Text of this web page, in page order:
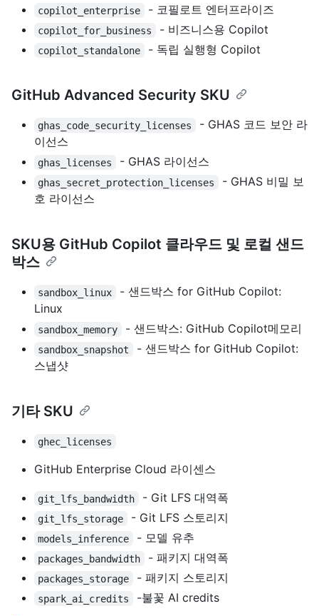
copilot_enterprise - 코필로트 엔터프라이즈
copilot_for_business - 비즈니스용 Copilot
copilot_standalone - 독립 실행형 Copilot
GitHub Advanced Security SKU
ghas_code_security_licenses
- GHAS 코드 보안 라
이선스
ghas_licenses - GHAS 라이선스
ghas_secret_protection_licenses
- GHAS 비밀 보
호 라이선스
SKU용 GitHub Copilot 클라우드 및 로컬 샌드
박스
sandbox_linux
- 샌드박스 for GitHub Copilot:
Linux
sandbox_memory - 샌드박스: GitHub Copilot메모리
sandbox_snapshot
- 샌드박스 for GitHub Copilot:
스냅샷
기타 SKU
ghec_licenses
GitHub Enterprise Cloud 라이센스
git_lfs_bandwidth - Git LFS 대역폭
git_lfs_storage - Git LFS 스토리지
models_inference - 모델 유추
packages_bandwidth - 패키지 대역폭
packages_storage - 패키지 스토리지
spark_ai_credits -불꽃 AI credits